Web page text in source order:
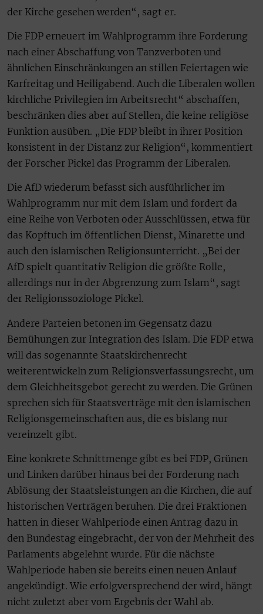
der Kirche gesehen werden“, sagt er.
Die FDP erneuert im Wahlprogramm ihre Forderung
nach einer Abschaffung von Tanzverboten und
ähnlichen Einschränkungen an stillen Feiertagen wie
Karfreitag und Heiligabend. Auch die Liberalen wollen
kirchliche Privilegien im Arbeitsrecht“ abschaffen,
beschränken dies aber auf Stellen, die keine religiöse
Funktion ausüben. „Die FDP bleibt in ihrer Position
konsistent in der Distanz zur Religion“, kommentiert
der Forscher Pickel das Programm der Liberalen.
Die AfD wiederum befasst sich ausführlicher im
Wahlprogramm nur mit dem Islam und fordert da
eine Reihe von Verboten oder Ausschlüssen, etwa für
das Kopftuch im öffentlichen Dienst, Minarette und
auch den islamischen Religionsunterricht. „Bei der
AfD spielt quantitativ Religion die größte Rolle,
allerdings nur in der Abgrenzung zum Islam“, sagt
der Religionssoziologe Pickel.
Andere Parteien betonen im Gegensatz dazu
Bemühungen zur Integration des Islam. Die FDP etwa
will das sogenannte Staatskirchenrecht
weiterentwickeln zum Religionsverfassungsrecht, um
dem Gleichheitsgebot gerecht zu werden. Die Grünen
sprechen sich für Staatsverträge mit den islamischen
Religionsgemeinschaften aus, die es bislang nur
vereinzelt gibt.
Eine konkrete Schnittmenge gibt es bei FDP, Grünen
und Linken darüber hinaus bei der Forderung nach
Ablösung der Staatsleistungen an die Kirchen, die auf
historischen Verträgen beruhen. Die drei Fraktionen
hatten in dieser Wahlperiode einen Antrag dazu in
den Bundestag eingebracht, der von der Mehrheit des
Parlaments abgelehnt wurde. Für die nächste
Wahlperiode haben sie bereits einen neuen Anlauf
angekündigt. Wie erfolgversprechend der wird, hängt
nicht zuletzt aber vom Ergebnis der Wahl ab.